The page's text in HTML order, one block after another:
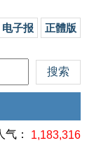
电子报 正體版
气： 1,183,316